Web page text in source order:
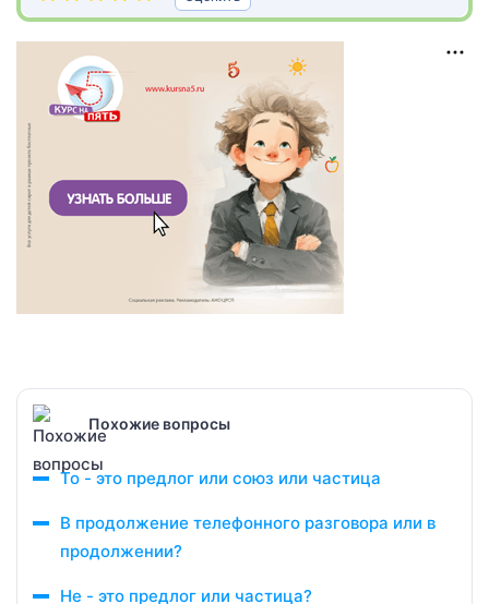
Похожие вопросы
То - это предлог или союз или частица
В продолжение телефонного разговора или в
продолжении?
Не - это предлог или частица?